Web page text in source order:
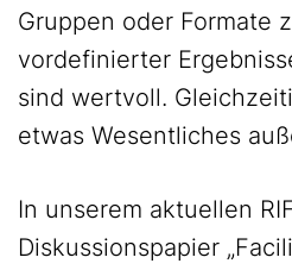
Gruppen oder Formate
vordefinierter
sind wertvoll.
etwas Wesentliches
In unserem aktuellen
Diskussionspapier